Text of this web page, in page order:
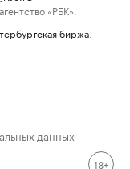
«РБК».
биржа
данных
18+